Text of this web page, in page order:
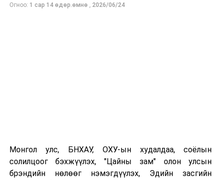
Огноо: 1 сар 14 өдөр.өмнө , 2026/06/24
Монгол улс, БНХАУ, ОХУ-ын худалдаа, соёлын
солилцоог бэхжүүлэх, "Цайны зам" олон улсын
брэндийн нөлөөг нэмэгдүүлэх, Эдийн засгийн